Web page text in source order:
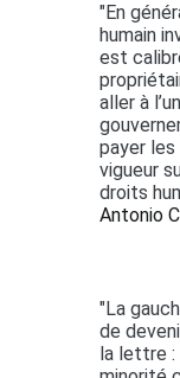
"En
humain
est
aller à
payer
vigueur
droits
Antonio
"La
de
la lettre :